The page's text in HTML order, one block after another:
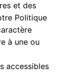
et des
Politique
à une ou
accessibles